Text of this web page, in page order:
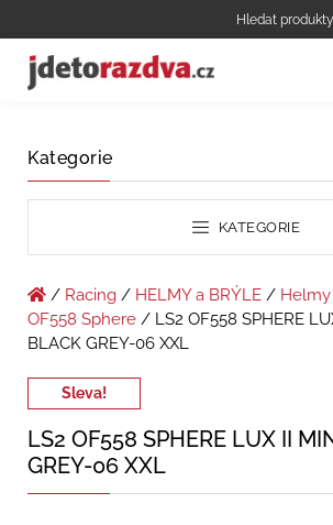
Kategorie
KATEGORIE
/ Racing / HELMY a BRÝLE /
OF558 Sphere / LS2 OF558 SPHERE
BLACK GREY-06 XXL
Sleva!
LS2 OF558 SPHERE LUX II
GREY-06 XXL